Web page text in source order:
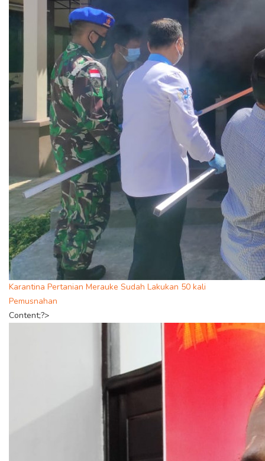
Karantina Pertanian Merauke Sudah Lakukan 50 kali
Pemusnahan
Content;?>